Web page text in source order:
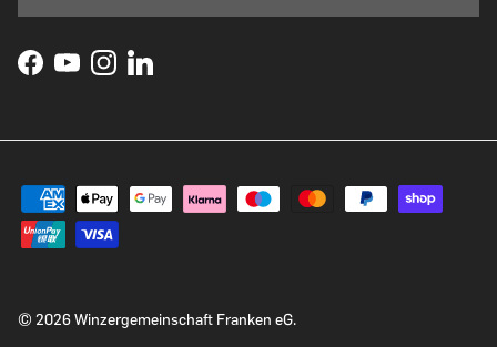
© 2026Winzergemeinschaft Franken eG.